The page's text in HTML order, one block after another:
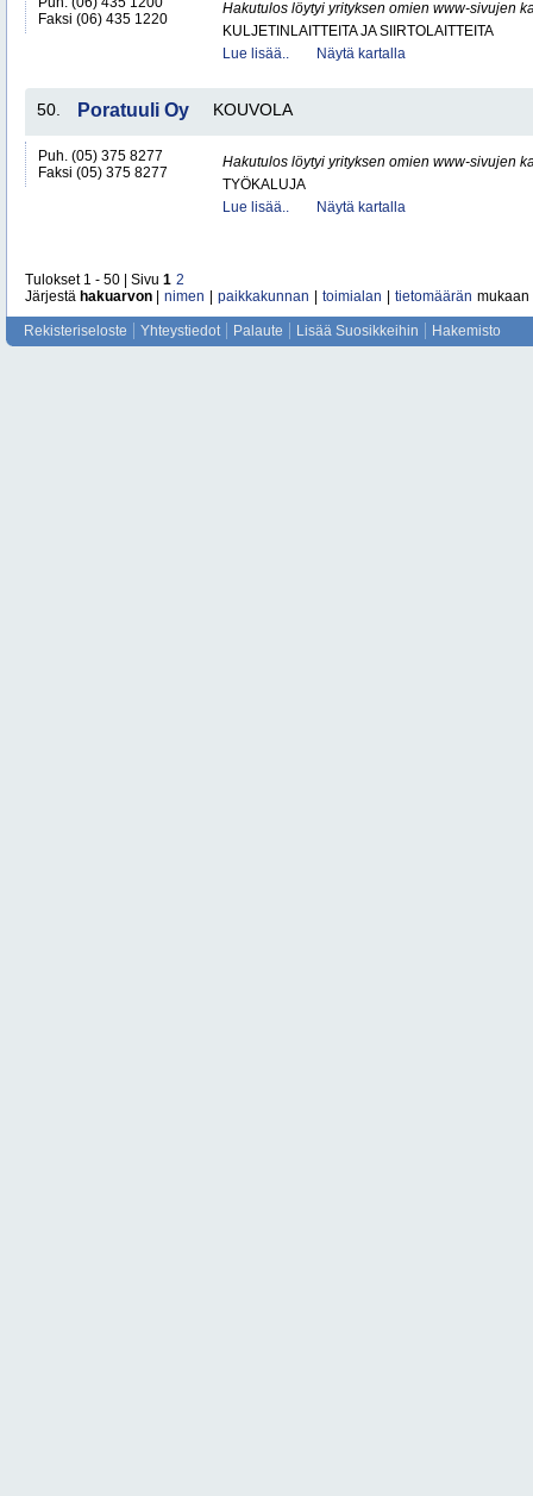
Faksi (06) 435 1220
Hakutulos löytyi yrityksen omien www-sivujen
KULJETINLAITTEITA JA SIIRTOLAITTEITA
Lue lisää..
Näytä kartalla
50. Poratuuli Oy KOUVOLA
Puh. (05) 375 8277
Faksi (05) 375 8277
Hakutulos löytyi yrityksen omien www-sivujen
TYÖKALUJA
Lue lisää..
Näytä kartalla
Tulokset 1 - 50 | Sivu 1 2
Järjestä hakuarvon nimen paikkakunnan toimialan tietomäärän mukaan
Rekisteriseloste Yhteystiedot Palaute Lisää Suosikkeihin Hakemisto